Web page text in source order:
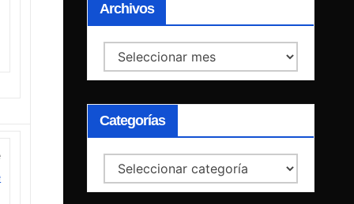
Archivos
Archivos
Categorías
Categorías